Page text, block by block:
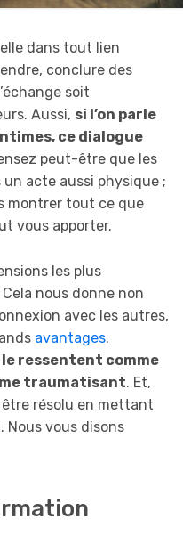
dans tout lien
conclure des
soit
Aussi, si l’on parle
ce dialogue
peut-être que les
un acte aussi physique ;
montrer tout ce que
vous apporter.
les plus
nous donne non
avec les autres,
avantages.
le ressentent comme
traumatisant. Et,
résolu en mettant
Nous vous disons